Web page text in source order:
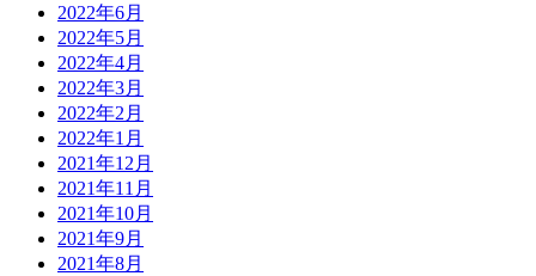
2022年6月
2022年5月
2022年4月
2022年3月
2022年2月
2022年1月
2021年12月
2021年11月
2021年10月
2021年9月
2021年8月